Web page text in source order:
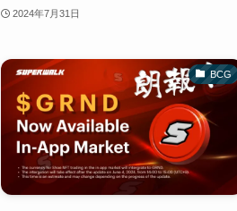
2024年7月31日
BCG